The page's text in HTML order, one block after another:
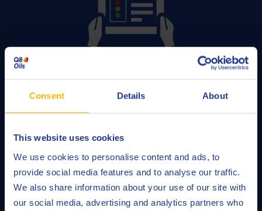
Consent Details About
This website uses cookies
We use cookies to personalise content and ads, to
provide social media features and to analyse our traffic.
We also share information about your use of our site with
our social media, advertising and analytics partners who
Vloeistofbeheer